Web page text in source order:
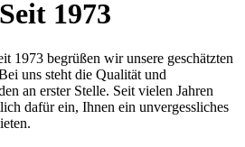
1973
1973 begrüßen wir unsere geschätzten
uns steht die Qualität und
an erster Stelle. Seit vielen Jahren
dafür ein, Ihnen ein unvergessliches